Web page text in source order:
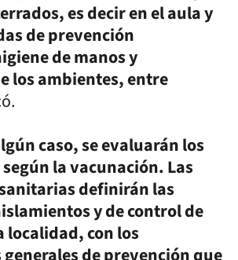
es decir en el aula y
de prevención
de manos y
los ambientes, entre
caso, se evaluarán los
la vacunación. Las
definirán las
y de control de
localidad, con los